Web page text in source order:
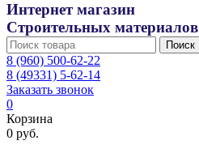
Интернет магазин
Строительных материалов
Поиск
8 (960) 500-62-22
8 (49331) 5-62-14
Заказать звонок
0
Корзина
0 руб.